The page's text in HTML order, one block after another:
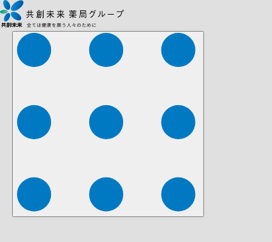
株式会社ファーマみらい 株式会社ストレチア